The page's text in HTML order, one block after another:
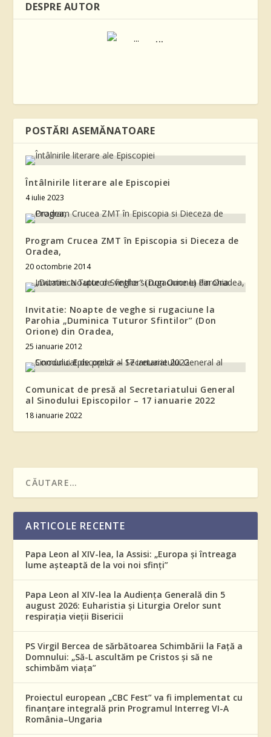
DESPRE AUTOR
...
POSTĂRI ASEMĂNATOARE
Întâlnirile literare ale Episcopiei
4 iulie 2023
Program Crucea ZMT în Episcopia si Dieceza de
Oradea,
20 octombrie 2014
Invitatie: Noapte de veghe si rugaciune la
Parohia „Duminica Tuturor Sfintilor” (Don
Orione) din Oradea,
25 ianuarie 2012
Comunicat de presă al Secretariatului General
al Sinodului Episcopilor – 17 ianuarie 2022
18 ianuarie 2022
ARTICOLE RECENTE
Papa Leon al XIV-lea, la Assisi: „Europa și întreaga
lume așteaptă de la voi noi sfinți”
Papa Leon al XIV-lea la Audiența Generală din 5
august 2026: Euharistia și Liturgia Orelor sunt
respirația vieții Bisericii
PS Virgil Bercea de sărbătoarea Schimbării la Față a
Domnului: „Să-L ascultăm pe Cristos și să ne
schimbăm viața”
Proiectul european „CBC Fest” va fi implementat cu
finanțare integrală prin Programul Interreg VI-A
România–Ungaria